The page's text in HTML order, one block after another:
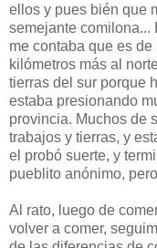
ellos y pues bién que
semejante comilona...
me contaba que es
kilómetros más al
tierras del sur porque
estaba presionando
provincia. Muchos de
trabajos y tierras, y
el probó suerte, y
pueblito anónimo,
Al rato, luego de
volver a comer,